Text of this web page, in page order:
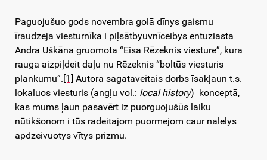
Paguojušuo gods novembra golā dīnys gaismu
īraudzeja viesturnīka i piļsātbyuvnīceibys entuziasta
Andra Uškāna gruomota “Eisa Rēzeknis viesture”, kura
rauga aizpiļdeit daļu nu Rēzeknis “boltūs viesturis
plankumu”. [1] Autora sagataveitais dorbs īsakļaun t.s.
lokaluos viesturis (angļu vol.: local history) konceptā,
kas mums ļaun pasavērt iz puorguojušūs laiku
nūtikšonom i tūs radeitajom puormejom caur nalelys
apdzeivuotys vītys prizmu.